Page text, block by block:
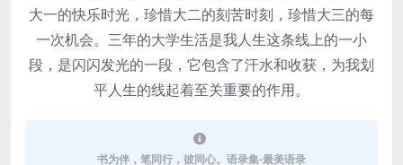
大一的快乐时光，珍惜大二的刻苦时刻，珍惜大三的每
一次机会。三年的大学生活是我人生这条线上的一小
段，是闪闪发光的一段，它包含了汗水和收获，为我划
平人生的线起着至关重要的作用。
书为伴，笔同行，彼同心。语录集-最美语录